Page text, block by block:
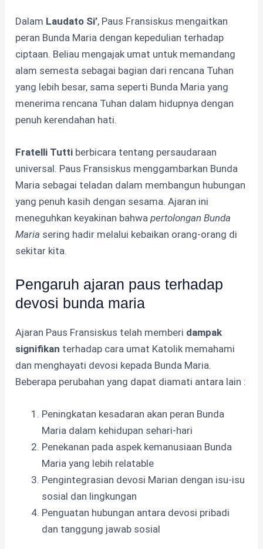
Dalam Laudato Si’, Paus Fransiskus mengaitkan
peran Bunda Maria dengan kepedulian terhadap
ciptaan. Beliau mengajak umat untuk memandang
alam semesta sebagai bagian dari rencana Tuhan
yang lebih besar, sama seperti Bunda Maria yang
menerima rencana Tuhan dalam hidupnya dengan
penuh kerendahan hati.
Fratelli Tutti berbicara tentang persaudaraan
universal. Paus Fransiskus menggambarkan Bunda
Maria sebagai teladan dalam membangun hubungan
yang penuh kasih dengan sesama. Ajaran ini
meneguhkan keyakinan bahwapertolongan Bunda
Maria sering hadir melalui kebaikan orang-orang di
sekitar kita.
Pengaruh ajaran paus terhadap
devosi bunda maria
Ajaran Paus Fransiskus telah memberi dampak
signifikan terhadap cara umat Katolik memahami
dan menghayati devosi kepada Bunda Maria.
Beberapa perubahan yang dapat diamati antara lain :
Peningkatan kesadaran akan peran Bunda
Maria dalam kehidupan sehari-hari
Penekanan pada aspek kemanusiaan Bunda
Maria yang lebih relatable
Pengintegrasian devosi Marian dengan isu-isu
sosial dan lingkungan
Penguatan hubungan antara devosi pribadi
dan tanggung jawab sosial